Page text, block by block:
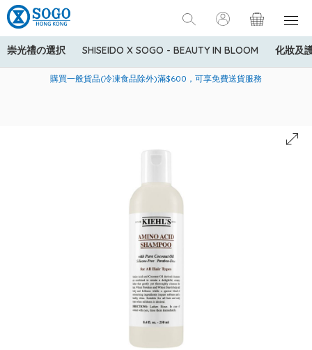
崇光禮の選択 SHISEIDO X SOGO - BEAUTY IN BLOOM 化妝及
美國運通Explorer®信用卡會員購物禮遇：高達5%簽賬回贈！
購買一般貨品(冷凍食品除外)滿$600，可享免費送貨服務
寄送中國內地服務只適用於指定商品，若訂單金額少於HK$600(折